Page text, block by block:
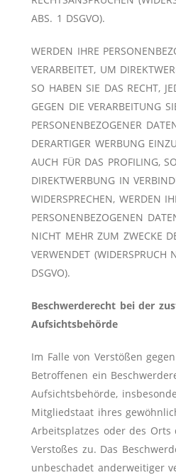
ABS. 1 DSGVO).
WERDEN IHRE
VERARBEITET, UM
SO HABEN SIE DAS RECHT,
GEGEN DIE VERARBEITUNG
PERSONENBEZOGENER
DERARTIGER WERBUNG
AUCH FÜR DAS PROFILING,
DIREKTWERBUNG IN
WIDERSPRECHEN, WERDEN
PERSONENBEZOGENEN
NICHT MEHR ZUM ZWECKE
VERWENDET
DSGVO).
Beschwerderecht bei der
Aufsichtsbehörde
Im Falle von Verstößen
Betroffenen ein
Aufsichtsbehörde,
Mitgliedstaat ihres
Arbeitsplatzes oder des Orts
Verstoßes zu. Das
unbeschadet anderweitiger